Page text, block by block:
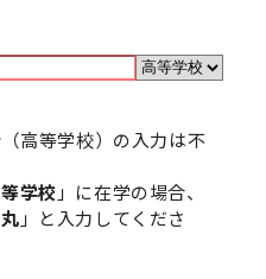
高等学校）の入力は不
学校 」に在学の場合、
」と入力してくださ